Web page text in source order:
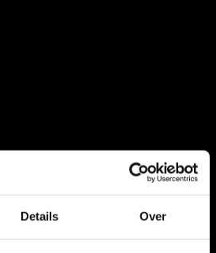
Details Over